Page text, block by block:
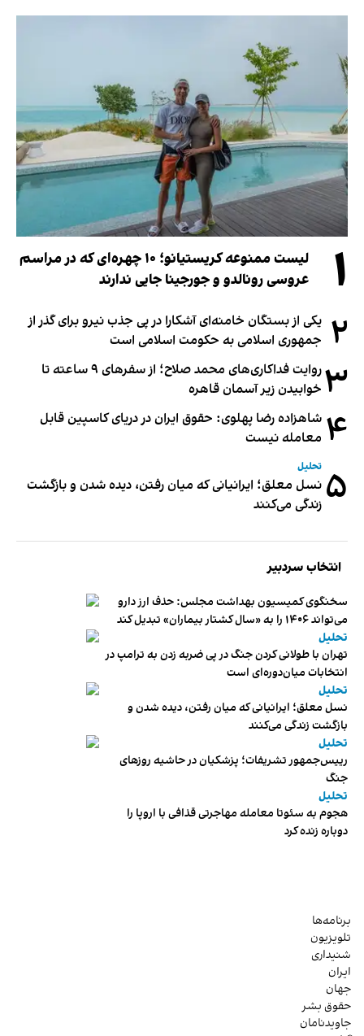
۱
لیست ممنوعه کریستیانو؛ ۱۰ چهره‌ای که در مراسم
عروسی رونالدو و جورجینا جایی ندارند
۲ یکی از بستگان خامنه‌ای آشکارا در پی جذب نیرو برای گذر از
جمهوری اسلامی به حکومت اسلامی است
۳
روایت فداکاری‌های محمد صلاح؛ از سفرهای ۹ ساعته تا
خوابیدن زیر آسمان قاهره
۴ شاهزاده رضا پهلوی: حقوق ایران در دریای کاسپین قابل
معامله نیست
۵ تحلیل
نسل معلق؛ ایرانیانی که میان رفتن، دیده شدن و بازگشت
زندگی می‌کنند
انتخاب سردبیر
سخنگوی کمیسیون بهداشت مجلس: حذف ارز دارو
می‌تواند ۱۴۰۶ را به «سال کشتار بیماران» تبدیل کند
تحلیل
تهران با طولانی کردن جنگ در پی ضربه زدن به ترامپ در
انتخابات میان‌دوره‌ای است
تحلیل
نسل معلق؛ ایرانیانی که میان رفتن، دیده شدن و
بازگشت زندگی می‌کنند
تحلیل
رییس‌جمهور تشریفات؛ پزشکیان در حاشیه روزهای
جنگ
تحلیل
هجوم به سئوتا معامله مهاجرتی قذافی با اروپا را
دوباره زنده کرد
برنامه‌ها
تلویزیون
شنیداری
ایران
جهان
حقوق بشر
جاویدنامان